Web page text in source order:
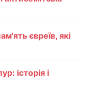
євреїв, які
історія і